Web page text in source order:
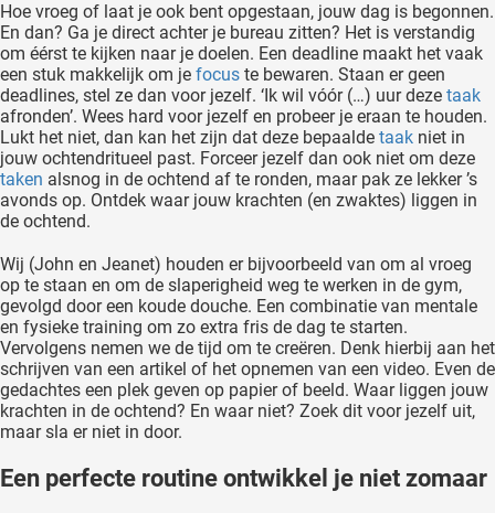
Hoe vroeg of laat je ook bent opgestaan, jouw dag is begonnen.
En dan? Ga je direct achter je bureau zitten? Het is verstandig
om éérst te kijken naar je doelen. Een deadline maakt het vaak
een stuk makkelijk om je focus te bewaren. Staan er geen
deadlines, stel ze dan voor jezelf. ‘Ik wil vóór (…) uur deze taak
afronden’. Wees hard voor jezelf en probeer je eraan te houden.
Lukt het niet, dan kan het zijn dat deze bepaalde taak niet in
jouw ochtendritueel past. Forceer jezelf dan ook niet om deze
taken alsnog in de ochtend af te ronden, maar pak ze lekker ’s
avonds op. Ontdek waar jouw krachten (en zwaktes) liggen in
de ochtend.
Wij (John en Jeanet) houden er bijvoorbeeld van om al vroeg
op te staan en om de slaperigheid weg te werken in de gym,
gevolgd door een koude douche. Een combinatie van mentale
en fysieke training om zo extra fris de dag te starten.
Vervolgens nemen we de tijd om te creëren. Denk hierbij aan het
schrijven van een artikel of het opnemen van een video. Even de
gedachtes een plek geven op papier of beeld. Waar liggen jouw
krachten in de ochtend? En waar niet? Zoek dit voor jezelf uit,
maar sla er niet in door.
Een perfecte routine ontwikkel je niet zomaar